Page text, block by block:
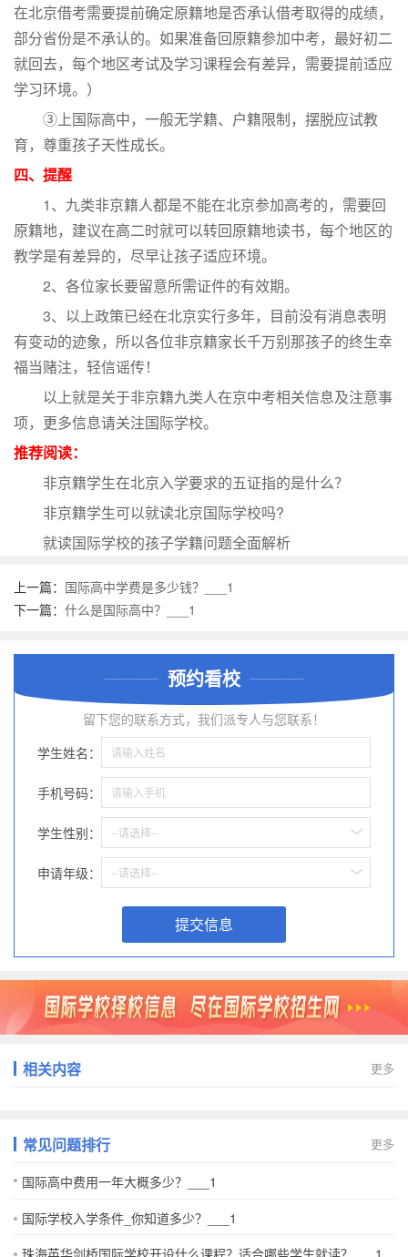
在北京借考需要提前确定原籍地是否承认借考取得的成绩，
部分省份是不承认的。如果准备回原籍参加中考，最好初二
就回去，每个地区考试及学习课程会有差异，需要提前适应
学习环境。）
③上国际高中，一般无学籍、户籍限制，摆脱应试教
育，尊重孩子天性成长。
四、提醒
1、九类非京籍人都是不能在北京参加高考的，需要回
原籍地，建议在高二时就可以转回原籍地读书，每个地区的
教学是有差异的，尽早让孩子适应环境。
2、各位家长要留意所需证件的有效期。
3、以上政策已经在北京实行多年，目前没有消息表明
有变动的迹象，所以各位非京籍家长千万别那孩子的终生幸
福当赌注，轻信谣传！
以上就是关于非京籍九类人在京中考相关信息及注意事
项，更多信息请关注国际学校。
推荐阅读：
非京籍学生在北京入学要求的五证指的是什么？
非京籍学生可以就读北京国际学校吗?
就读国际学校的孩子学籍问题全面解析
上一篇： 国际高中学费是多少钱？___1
下一篇： 什么是国际高中？___1
预约看校
留下您的联系方式，我们派专人与您联系！
学生姓名：
手机号码：
学生性别： --请选择--
申请年级： --请选择--
提交信息
相关内容 更多
常见问题排行 更多
国际高中费用一年大概多少？___1
国际学校入学条件_你知道多少？___1